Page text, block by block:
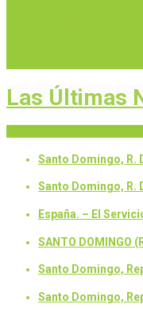
Las Últimas
Santo Domingo,
Santo Domingo, R.
España. – El
SANTO
Santo Domingo,
Santo Domingo,